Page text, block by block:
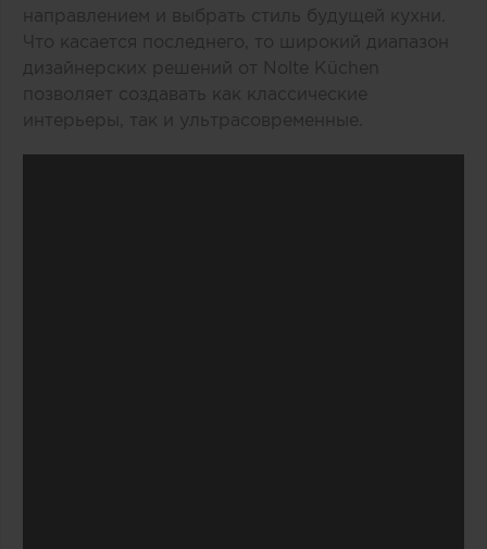
направлением и выбрать стиль будущей кухни.
Что касается последнего, то широкий диапазон
дизайнерских решений от Nolte Küchen
позволяет создавать как классические
интерьеры, так и ультрасовременные.